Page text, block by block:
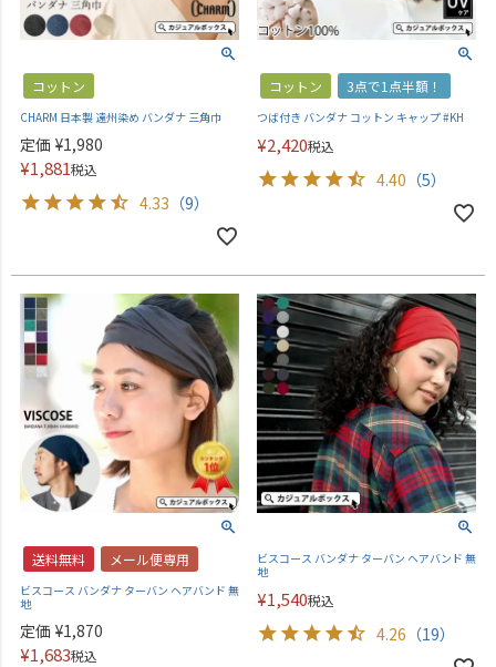
コットン
CHARM 日本製 遠州染め バンダナ 三角巾
定価 ¥1,980
¥1,881税込
4.33 （9）
コットン 3点で1点半額！
つば付き バンダナ コットン キャップ #KH
¥2,420税込
4.40 （5）
送料無料 メール便専用
ビスコース バンダナ ターバン ヘアバンド 無
地
定価 ¥1,870
¥1,683税込
ビスコース バンダナ ターバン ヘアバンド 無
地
¥1,540税込
4.26 （19）